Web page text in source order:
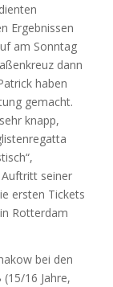
Ergebnissen
am Sonntag
dann
haben
gemacht.
knapp,
seiner
ersten Tickets
Rotterdam
bei den
16 Jahre,